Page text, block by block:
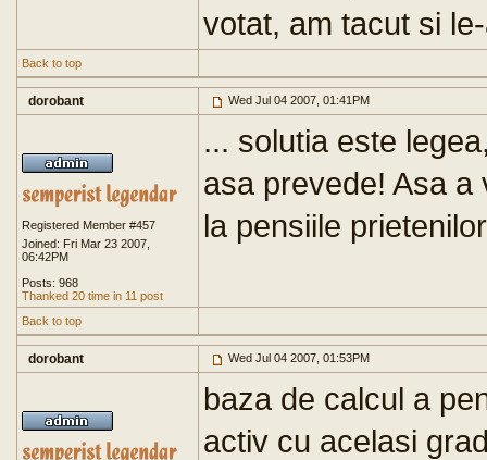
votat, am tacut si
Back to top
dorobant Wed Jul 04 2007, 01:41PM
Registered Member #457
Joined: Fri Mar 23 2007,
06:42PM
Posts: 968
Thanked 20 time in 11 post
... solutia este
asa prevede! Asa
la pensiile
Back to top
dorobant Wed Jul 04 2007, 01:53PM
baza de calcul a
activ cu acelasi